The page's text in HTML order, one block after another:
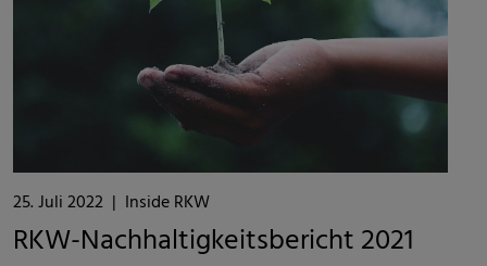
25. Juli 2022 | Inside RKW
RKW-Nachhaltigkeitsbericht 2021